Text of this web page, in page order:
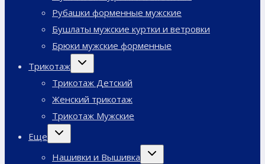
Рубашки форменные мужские
Бушлаты мужские куртки и ветровки
Брюки мужские форменные
Трикотаж
Переключить
дочернее
Трикотаж Детский
Женский трикотаж
Трикотаж Мужские
Еще
Переключить
дочернее
Нашивки и Вышивка
Переключить
дочернее